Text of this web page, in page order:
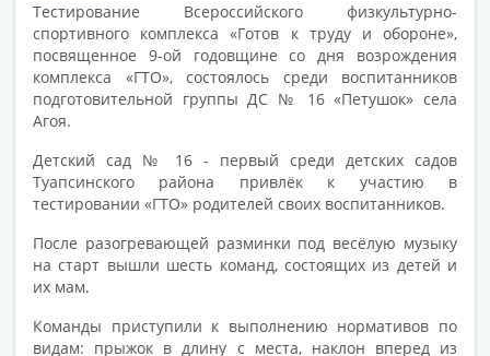
Тестирование Всероссийского физкультурно-
спортивного комплекса «Готов к труду и обороне»,
посвященное 9-ой годовщине со дня возрождения
комплекса «ГТО», состоялось среди воспитанников
подготовительной группы ДС № 16 «Петушок» села
Агоя.
Детский сад № 16 - первый среди детских садов
Туапсинского района привлёк к участию в
тестировании «ГТО» родителей своих воспитанников.
После разогревающей разминки под весёлую музыку
на старт вышли шесть команд, состоящих из детей и
их мам.
Команды приступили к выполнению нормативов по
видам: прыжок в длину с места, наклон вперед из